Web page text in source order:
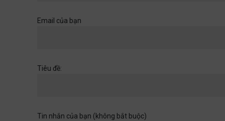
Email của bạn
Tiêu đề:
Tin nhắn của bạn (không bắt buộc)